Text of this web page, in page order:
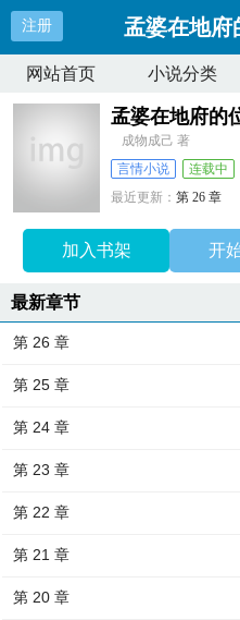
注册 孟婆在地府
网站首页 小说分类
孟婆在地府的
成物成己 著
言情小说
连载中
最近更新：第 26 章
加入书架 开
最新章节
第 26 章
第 25 章
第 24 章
第 23 章
第 22 章
第 21 章
第 20 章